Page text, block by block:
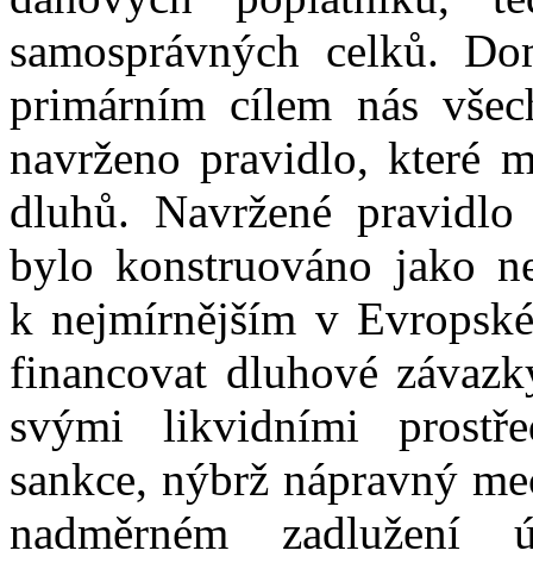
samosprávných celků.
primárním cílem nás
navrženo pravidlo, které
dluhů. Navržené
bylo konstruováno jako
k nejmírnějším v
financovat dluhové
svými likvidními
sankce, nýbrž nápravný
nadměrném zadlužení